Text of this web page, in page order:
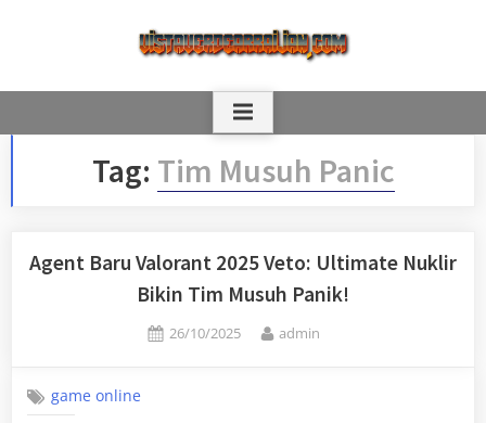
Tag: Tim Musuh Panic
Agent Baru Valorant 2025 Veto: Ultimate Nuklir
Bikin Tim Musuh Panik!
Posted
26/10/2025 By
admin
game online